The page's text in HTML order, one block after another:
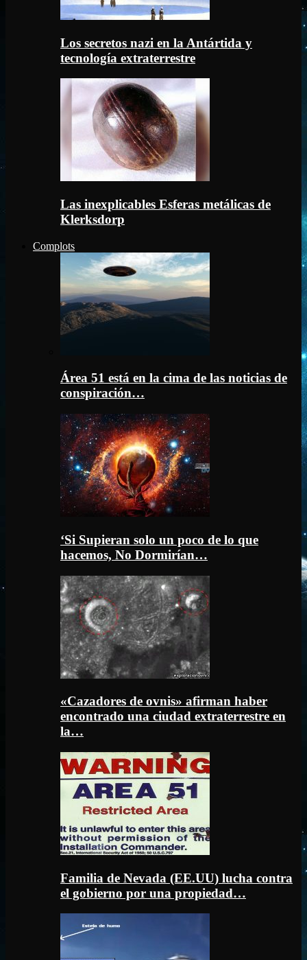
Los secretos nazi en la Antártida y
tecnología extraterrestre
Las inexplicables Esferas metálicas de
Klerksdorp
Complots
Área 51 está en la cima de las noticias de
conspiración…
‘Si Supieran solo un poco de lo que
hacemos, No Dormirían…
«Cazadores de ovnis» afirman haber
encontrado una ciudad extraterrestre en
la…
Familia de Nevada (EE.UU) lucha contra
el gobierno por una propiedad…